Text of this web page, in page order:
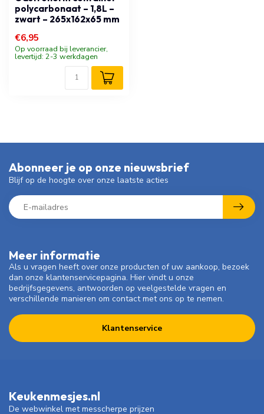
polycarbonaat – 1,8L –
zwart – 265x162x65 mm
€6,95
Op voorraad bij leverancier,
levertijd: 2-3 werkdagen
Meer informatie
Als u vragen heeft over onze producten of uw aankoop, bezoek
dan onze klantenservicepagina. Hier vindt u onze
bedrijfsgegevens, antwoorden op veelgestelde vragen en
verschillende manieren om contact met ons op te nemen.
Klantenservice
Abonneer je op onze nieuwsbrief
Blijf op de hoogte over onze laatste acties
Keukenmesjes.nl
De webwinkel met messcherpe prijzen